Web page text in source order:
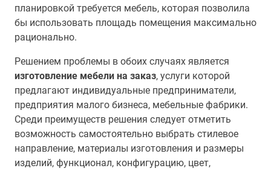
планировкой требуется мебель, которая позволила
бы использовать площадь помещения максимально
рационально.
Решением проблемы в обоих случаях является
изготовление мебели на заказ, услуги которой
предлагают индивидуальные предприниматели,
предприятия малого бизнеса, мебельные фабрики.
Среди преимуществ решения следует отметить
возможность самостоятельно выбрать стилевое
направление, материалы изготовления и размеры
изделий, функционал, конфигурацию, цвет,